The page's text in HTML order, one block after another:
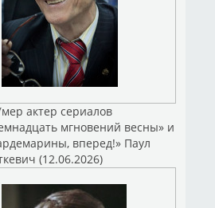
актер сериалов
мгновений весны» и
вперед!» Паул
(12.06.2026)